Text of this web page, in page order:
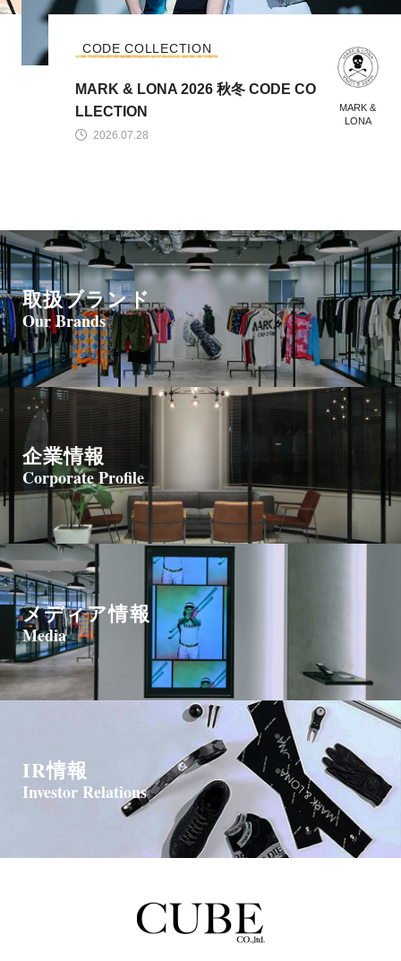
MARK &
LONA
2026.07.28
CODE COLLECTION
MARK & LONA 2026 秋冬 CODE CO
LLECTION
取扱ブランド
Our Brands
企業情報
Corporate Profile
メディア情報
Media
IR情報
Investor Relations